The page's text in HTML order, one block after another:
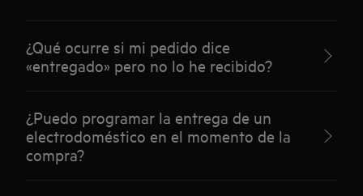
¿Qué ocurre si mi pedido dice
«entregado» pero no lo he recibido?
¿Puedo programar la entrega de un
electrodoméstico en el momento de la
compra?